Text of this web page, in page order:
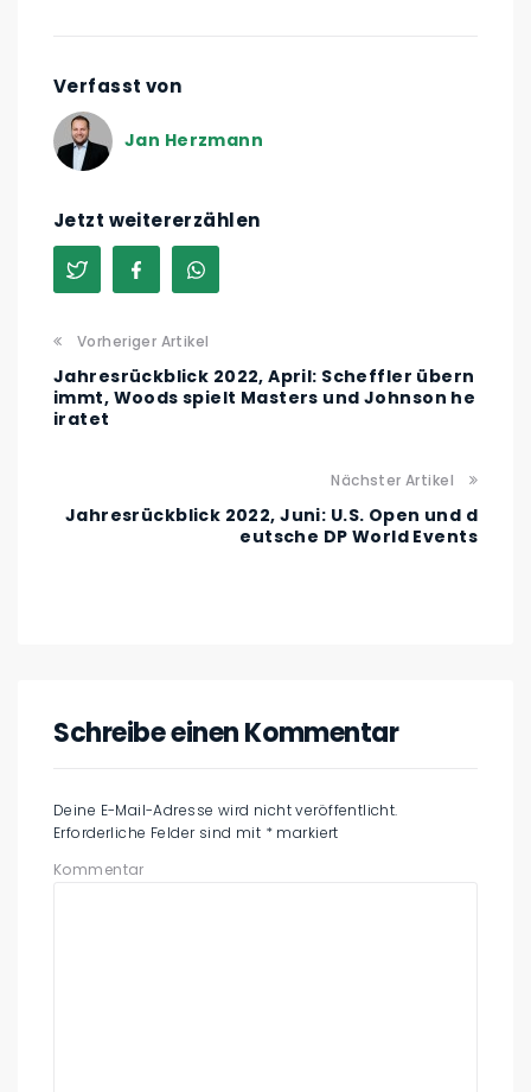
Verfasst von
Jan Herzmann
Jetzt weitererzählen
Vorheriger Artikel
Jahresrückblick 2022, April: Scheffler übern
immt, Woods spielt Masters und Johnson he
iratet
Nächster Artikel
Jahresrückblick 2022, Juni: U.S. Open und d
eutsche DP World Events
Schreibe einen Kommentar
Deine E-Mail-Adresse wird nicht veröffentlicht.
Erforderliche Felder sind mit * markiert
Kommentar